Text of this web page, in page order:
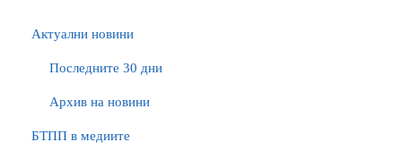
Актуални новини
Последните 30 дни
Архив на новини
БTПП в медиите